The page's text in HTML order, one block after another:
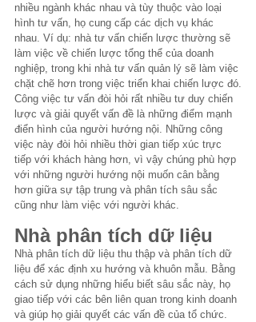
nhiều ngành khác nhau và tùy thuộc vào loại
hình tư vấn, họ cung cấp các dịch vụ khác
nhau. Ví dụ: nhà tư vấn chiến lược thường sẽ
làm việc về chiến lược tổng thể của doanh
nghiệp, trong khi nhà tư vấn quản lý sẽ làm việc
chặt chẽ hơn trong việc triển khai chiến lược đó.
Công việc tư vấn đòi hỏi rất nhiều tư duy chiến
lược và giải quyết vấn đề là những điểm mạnh
điển hình của người hướng nội. Những công
việc này đòi hỏi nhiều thời gian tiếp xúc trực
tiếp với khách hàng hơn, vì vậy chúng phù hợp
với những người hướng nội muốn cân bằng
hơn giữa sự tập trung và phân tích sâu sắc
cũng như làm việc với người khác.
Nhà phân tích dữ liệu
Nhà phân tích dữ liệu thu thập và phân tích dữ
liệu để xác định xu hướng và khuôn mẫu. Bằng
cách sử dụng những hiểu biết sâu sắc này, họ
giao tiếp với các bên liên quan trong kinh doanh
và giúp họ giải quyết các vấn đề của tổ chức.